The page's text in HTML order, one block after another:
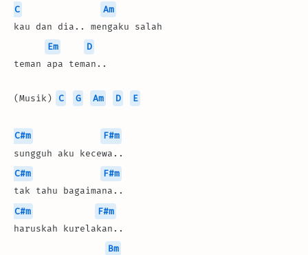
C
Am
kau dan dia.. mengaku salah
Em
D
teman apa teman..
(Musik) C G Am D E
C#m
F#m
sungguh aku kecewa..
C#m
F#m
tak tahu bagaimana..
C#m
F#m
haruskah kurelakan..
Bm